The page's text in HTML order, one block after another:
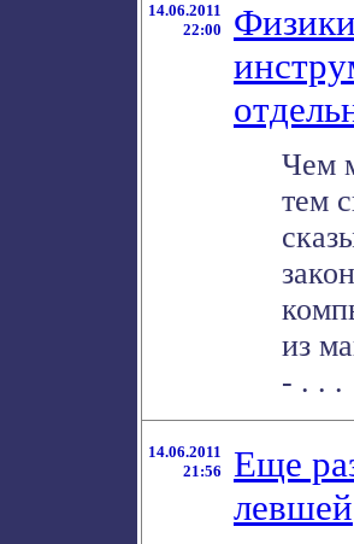
14.06.2011
22:00
Чем
тем
из
- . . .
14.06.2011
21:56
Еще
левшей